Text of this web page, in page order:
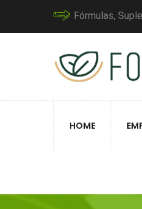
Fórmulas,
HOME